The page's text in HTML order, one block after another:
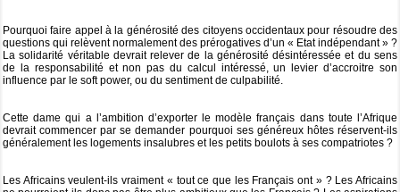
Pourquoi faire appel à la générosité des citoyens occidentaux pour résoudre des
questions qui relèvent normalement des prérogatives d’un « Etat indépendant » ?
La solidarité véritable devrait relever de la générosité désintéressée et du sens
de la responsabilité et non pas du calcul intéressé, un levier d’accroitre son
influence par le soft power, ou du sentiment de culpabilité.
Cette dame qui a l’ambition d’exporter le modèle français dans toute l’Afrique
devrait commencer par se demander pourquoi ses généreux hôtes réservent-ils
généralement les logements insalubres et les petits boulots à ses compatriotes ?
Les Africains veulent-ils vraiment « tout ce que les Français ont » ? Les Africains